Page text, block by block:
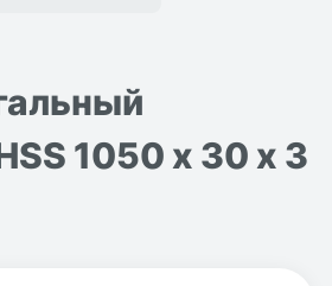
1050 х 30 х 3